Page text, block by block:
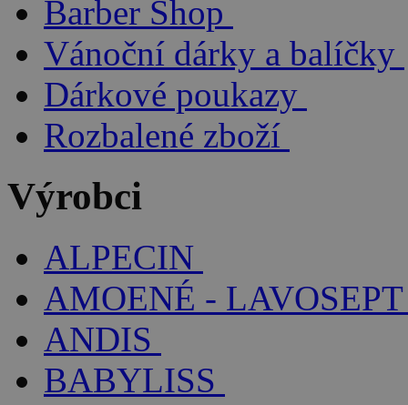
Barber Shop
Vánoční dárky a balíčky
Dárkové poukazy
Rozbalené zboží
Výrobci
ALPECIN
AMOENÉ - LAVOSEPT
ANDIS
BABYLISS